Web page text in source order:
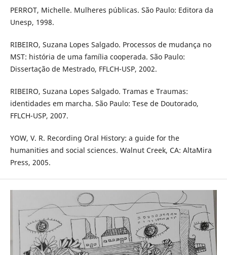
PERROT, Michelle. Mulheres públicas. São Paulo: Editora da
Unesp, 1998.
RIBEIRO, Suzana Lopes Salgado. Processos de mudança no
MST: história de uma família cooperada. São Paulo:
Dissertação de Mestrado, FFLCH-USP, 2002.
RIBEIRO, Suzana Lopes Salgado. Tramas e Traumas:
identidades em marcha. São Paulo: Tese de Doutorado,
FFLCH-USP, 2007.
YOW, V. R. Recording Oral History: a guide for the
humanities and social sciences. Walnut Creek, CA: AltaMira
Press, 2005.